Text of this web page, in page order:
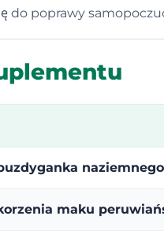
do poprawy
naziemnego
maku